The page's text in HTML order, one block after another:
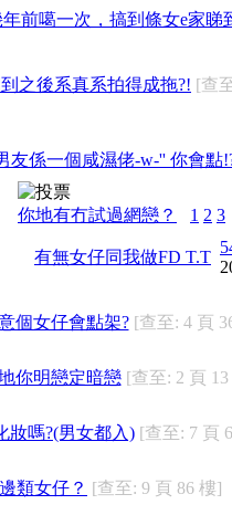
年前噶一次，搞到條女e家睇
之後系真系拍得成拖?! [查
友係一個咸濕佬-w-'' 你會點
你地有冇試過網戀？ 1 2 3
有無女仔同我做FD T.T
個女仔會點架? [查至: 4 頁
你明戀定暗戀 [查至: 2 頁
妝嗎?(男女都入) [查至: 7 頁
類女仔？ [查至: 9 頁 86 樓]